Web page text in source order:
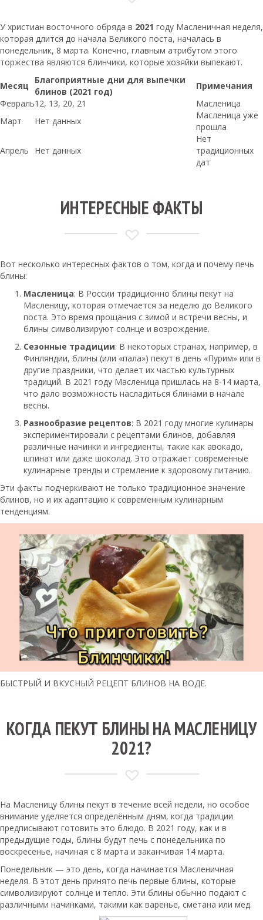
У христиан восточного обряда в 2021 году Масленичная неделя,
которая длится до начала Великого поста, началась в
понедельник, 8 марта. Конечно, главным атрибутом этого
торжества являются блинчики, которые хозяйки выпекают.
Месяц
Благоприятные дни для выпечки
блинов (2021 год)
Примечания
Февраль12, 13, 20, 21
Масленица
Март
Нет данных
Масленица уже
прошла
Апрель Нет данных
Нет
традиционных
дат
ИНТЕРЕСНЫЕ ФАКТЫ
Вот несколько интересных фактов о том, когда и почему печь
блины:
Масленица: В России традиционно блины пекут на
Масленицу, которая отмечается за неделю до Великого
поста. Это время прощания с зимой и встречи весны, и
блины символизируют солнце и возрождение.
Сезонные традиции: В некоторых странах, например, в
Финляндии, блины (или «пала») пекут в день «Пурим» или в
другие праздники, что делает их частью культурных
традиций. В 2021 году Масленица пришлась на 8-14 марта,
что дало возможность насладиться блинами в начале
весны.
Разнообразие рецептов: В 2021 году многие кулинары
экспериментировали с рецептами блинов, добавляя
различные начинки и ингредиенты, такие как авокадо,
шпинат или даже шоколад. Это отражает современные
кулинарные тренды и стремление к здоровому питанию.
Эти факты подчеркивают не только традиционное значение
блинов, но и их адаптацию к современным кулинарным
тенденциям.
БЫСТРЫЙ И ВКУСНЫЙ РЕЦЕПТ БЛИНОВ НА ВОДЕ.
КОГДА ПЕКУТ БЛИНЫ НА МАСЛЕНИЦУ
2021?
На Масленицу блины пекут в течение всей недели, но особое
внимание уделяется определённым дням, когда традиции
предписывают готовить это блюдо. В 2021 году, как и в
предыдущие годы, блины будут печь с понедельника по
воскресенье, начиная с 8 марта и заканчивая 14 марта.
Понедельник — это день, когда начинается Масленичная
неделя. В этот день принято печь первые блины, которые
символизируют солнце и тепло. Эти блины обычно подают с
различными начинками, такими как варенье, сметана или мед.